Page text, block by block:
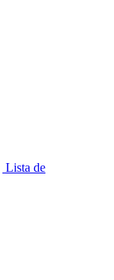
Lista de